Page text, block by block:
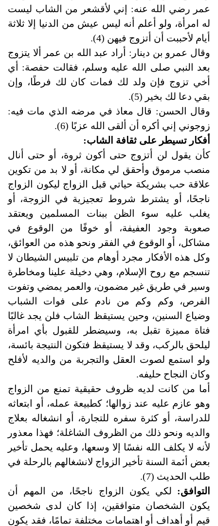
عمر رضي الله عنه: إني لأقشعر من الشاب ليست
له امرأة، ولو أعلم أنه ليس عيش من الدنيا إلا ثلاثة
أيام لأحببت أن أتزوج فيهن (4).
وقال عمرو بن دينار: أراد عبد الله بن عمر ألا يتزوج
بعد النبي صلى الله عليه وسلم، فقالت حفصة: أي
أخي تزوج فإن ولد لك فمات كان لك فرطًا، وإن
بقي دعا لك بخير (5).
وقال الحسن: قال معاذ في مرضه الذي مات فيه:
زوجوني إني أكره أن ألقى الله عزبًا (6).
أفكار تسيطر على ثقافة الشاب:
كأن يقول لن أتزوج حتى أكون ثروة، أو حتى أنال
منصب مرموق وأحقق لي مكانة، أو لا بد من تكوين
علاقة حب بشريكة حياتي قبل الزواج ليكون الزواج
ناجحًا، أو يشترط شروط تعجيزية في الزوجة، أو
يغلب عليه سوء الظن ببنات المسلمين ويعتقد
صعوبة وجود العفيفة، أو خوفًا من الوقوع في
مشاكل، أو الوقوع في الفقر ونحو هذه من العوائق،
وكل هذه الأفكار مجرد أوهام من تلبيس الشيطان لا
تنسجم مع روح الإسلام، وهي دخيلة علينا ومخاطرة
وسير في طريق غير مضمون، والعمر يمضي وتفوت
الفرص، وكم وكم من نادم على فوات الشباب
وضياع السنين، وحين يستيقظ الشاب فلن يجد غالبًا
فتاة مميزة تقبل به، وسيضطر للقبول بأي امرأة
ليلحق بالركب، وقد لا يستيقظ فتكون النتيجة بائسة،
ولو استمع لصوت العقل والتجربة من والديه لأفلح
وكان النجاح حليفه.
أما من كانت لديه ظروف حقيقية تمنع من الزواج
وهو عازم عليه عند زوالها؛ كطبيعة عمله، أو ابتعاثه
للدراسة، أو كثرة سفره للتجارة، أو انشغاله بعلاج
والديه ونحو ذلك من الظروف الشاغلة؛ فهذا معذور
لأنه لا يكلف الله نفسًا إلا وسعها، وعليه يحمل تأخير
بعض أئمة السنة تأخير الزواج لانشغالهم بالرحلة في
طلب الحديث (7).
التوافق: لكي يكون الزواج ناجحًا، من المهم أن
يكون الشخصان متوافقين، إذا كان لدى شخصين
قيم أو أهداف أو اهتمامات مختلفة تمامًا، فقد يكون